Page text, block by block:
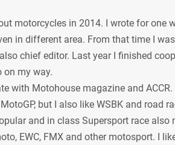
motorcycles in 2014. I wrote for one
in different area. From that time I
chief editor. Last year I finished
on my way.
with Motohouse magazine and
but I also like WSBK and road
and in class Supersport race also
EWC, FMX and other motosport. I